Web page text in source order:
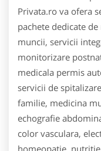
Privata.ro va ofera
pachete dedicate
muncii, servicii
monitorizare
medicala permis
servicii de
familie, medicina
echografie
color vasculara,
homeopatie,